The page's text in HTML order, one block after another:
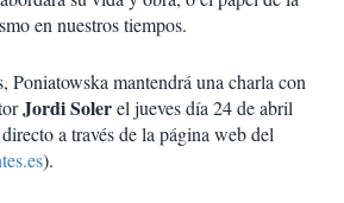
en nuestros tiempos.
Poniatowska mantendrá una charla con
Jordi Solerel jueves día 24 de abril
a través de la página web del
).